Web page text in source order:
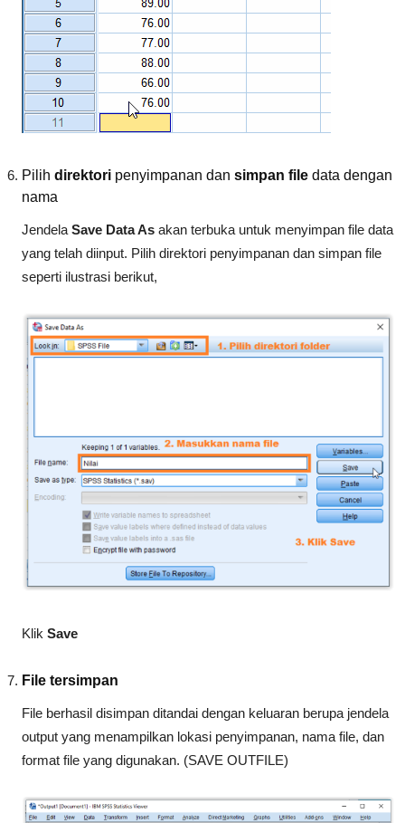
Pilih direktori penyimpanan dan simpan file data dengan
nama
Jendela Save Data As akan terbuka untuk menyimpan file data
yang telah diinput. Pilih direktori penyimpanan dan simpan file
seperti ilustrasi berikut,
Klik Save
File tersimpan
File berhasil disimpan ditandai dengan keluaran berupa jendela
output yang menampilkan lokasi penyimpanan, nama file, dan
format file yang digunakan. (SAVE OUTFILE)